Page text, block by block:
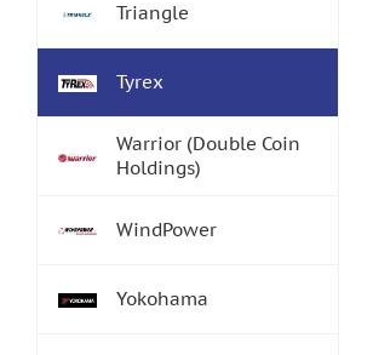
Triangle
Tyrex
Warrior (Double Coin
Holdings)
WindPower
Yokohama